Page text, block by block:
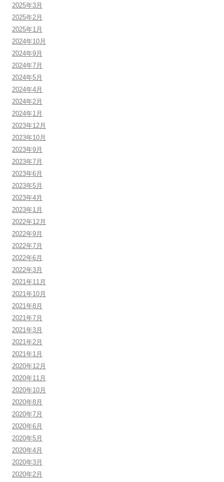
2025年3月
2025年2月
2025年1月
2024年10月
2024年9月
2024年7月
2024年5月
2024年4月
2024年2月
2024年1月
2023年12月
2023年10月
2023年9月
2023年7月
2023年6月
2023年5月
2023年4月
2023年1月
2022年12月
2022年9月
2022年7月
2022年6月
2022年3月
2021年11月
2021年10月
2021年8月
2021年7月
2021年3月
2021年2月
2021年1月
2020年12月
2020年11月
2020年10月
2020年8月
2020年7月
2020年6月
2020年5月
2020年4月
2020年3月
2020年2月